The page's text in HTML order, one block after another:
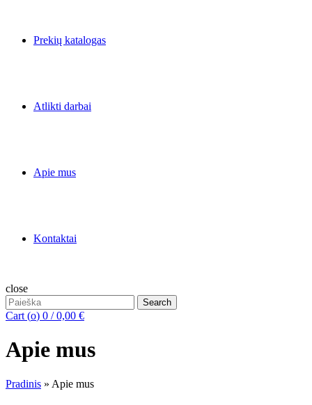
Prekių katalogas
Atlikti darbai
Apie mus
Kontaktai
close
Search
for:
Search
Cart (o) 0 / 0,00 €
Apie mus
Pradinis » Apie mus